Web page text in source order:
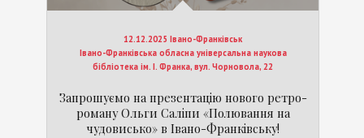
12.12.2025 Івано-Франківськ
Івано-Франківська обласна універсальна наукова
бібліотека ім. І. Франка, вул. Чорновола, 22
Запрошуємо на презентацію нового ретро-
роману Ольги Саліпи «Полювання на
чудовисько» в Івано-Франківську!